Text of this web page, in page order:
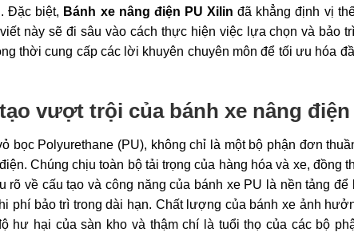
Đặc biệt, Bánh xe nâng điện PU Xilin đã khẳng định vị
này sẽ đi sâu vào cách thực hiện việc lựa chọn và bảo
thời cung cấp các lời khuyên chuyên môn để tối ưu hóa
vượt trội của bánh xe nâng điện
bọc Polyurethane (PU), không chỉ là một bộ phận đơn
Chúng chịu toàn bộ tải trọng của hàng hóa và xe, đồng
rõ về cấu tạo và công năng của bánh xe PU là nền tảng để
phí bảo trì trong dài hạn. Chất lượng của bánh xe ảnh
hư hại của sàn kho và thậm chí là tuổi thọ của các bộ